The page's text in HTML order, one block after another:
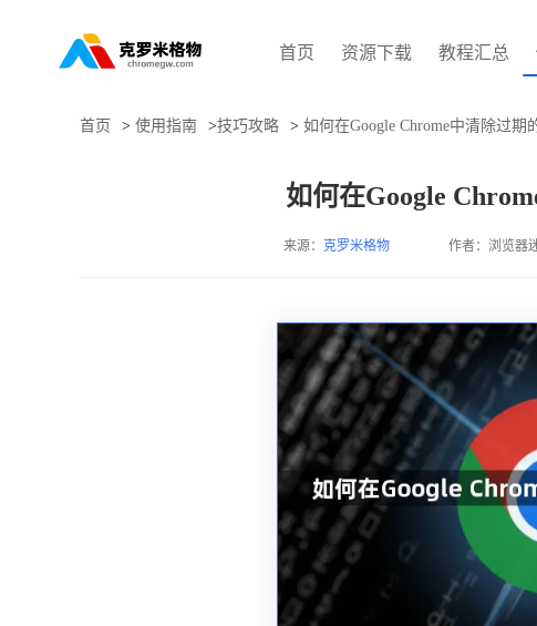
首页 资源下载 教程汇总
首页 > 使用指南 >技巧攻略 > 如何在Google Chrome中清除过期
如何在Google
来源： 克罗米格物 作者：浏览器